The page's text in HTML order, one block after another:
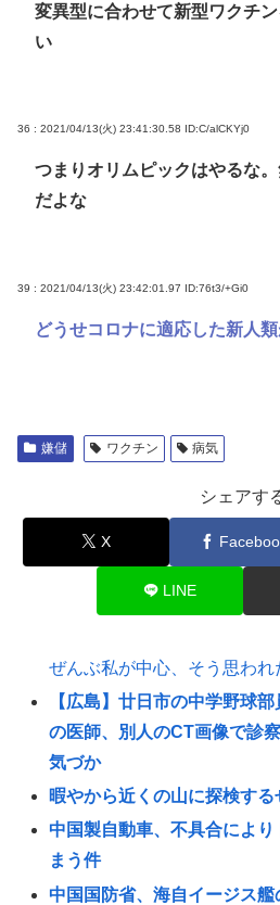
変異型に合わせて新型ワクチ
い
36 : 2021/04/13(火) 23:41:30.58 ID:C/alCKYj0
つまりオリムピックはやるな
だよな
39 : 2021/04/13(火) 23:42:01.97 ID:76t3/+Gi0
どうせコロナに適応した新人
嫌儲 ワクチン 病気
シェアす
X
LINE
ぜんぶ私が中心、そう思われ
【広島】廿日市の中学野球
の医師、別人のCT画像で診
気づか
暇やから近くの山に探検する
中国製自動車、不具合によ
まう件
中国国防省、海自イージス